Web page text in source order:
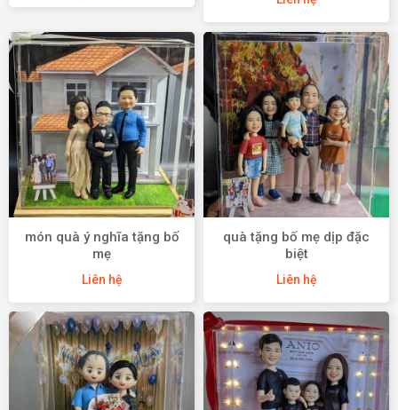
món quà ý nghĩa tặng bố
mẹ
Liên hệ
quà tặng bố mẹ dịp đặc
biệt
Liên hệ